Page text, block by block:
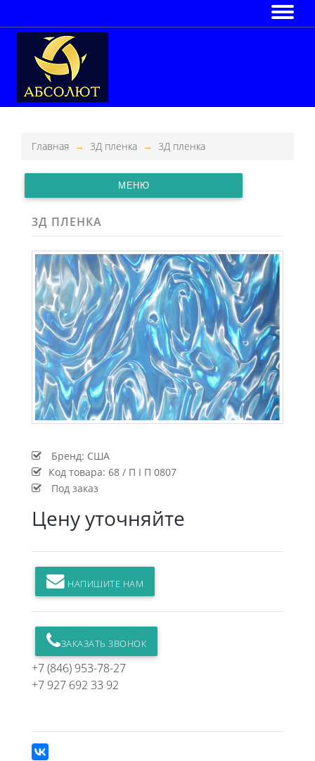
Главная 3Д пленка 3Д пленка
МЕНЮ
3Д ПЛЕНКА
Бренд: США
Код товара: 68 / П I П 0807
Под заказ
Цену уточняйте
НАПИШИТЕ НАМ
ЗАКАЗАТЬ ЗВОНОК
+7 (846) 953-78-27
+7 927 692 33 92